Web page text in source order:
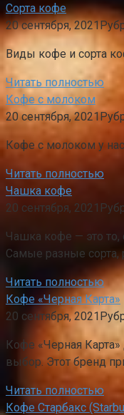
Сорта кофе
20 сентября, 2021
Виды кофе и сорта
Читать полностью
Кофе с молоком
20 сентября, 2021
Кофе с молоком у
Читать полностью
Чашка кофе
20 сентября, 2021
Чашка кофе — это то,
Самые разные сорта,
Читать полностью
Кофе «Черная Карта»
20 сентября, 2021
Кофе «Черная
выбор. Этот бренд
Читать полностью
Кофе Старбакс